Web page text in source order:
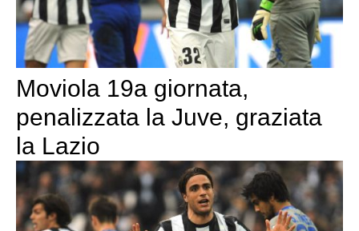
Moviola 19a giornata,
penalizzata la Juve, graziata
la Lazio